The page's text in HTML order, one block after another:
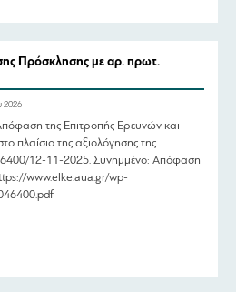
Πρόσκλησης με αρ. πρωτ.
2026
της Επιτροπής Ερευνών και
πλαίσιο της αξιολόγησης της
12-11-2025. Συνημμένο: Απόφαση
www.elke.aua.gr/wp-